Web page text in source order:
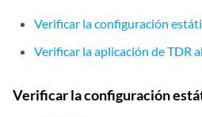
    from-zone trust to-zone untrust {
        policy permit-all {
            match {
destination-address
Verificar la configuración
Verificar la aplicación de TDR
Verificar la configuración